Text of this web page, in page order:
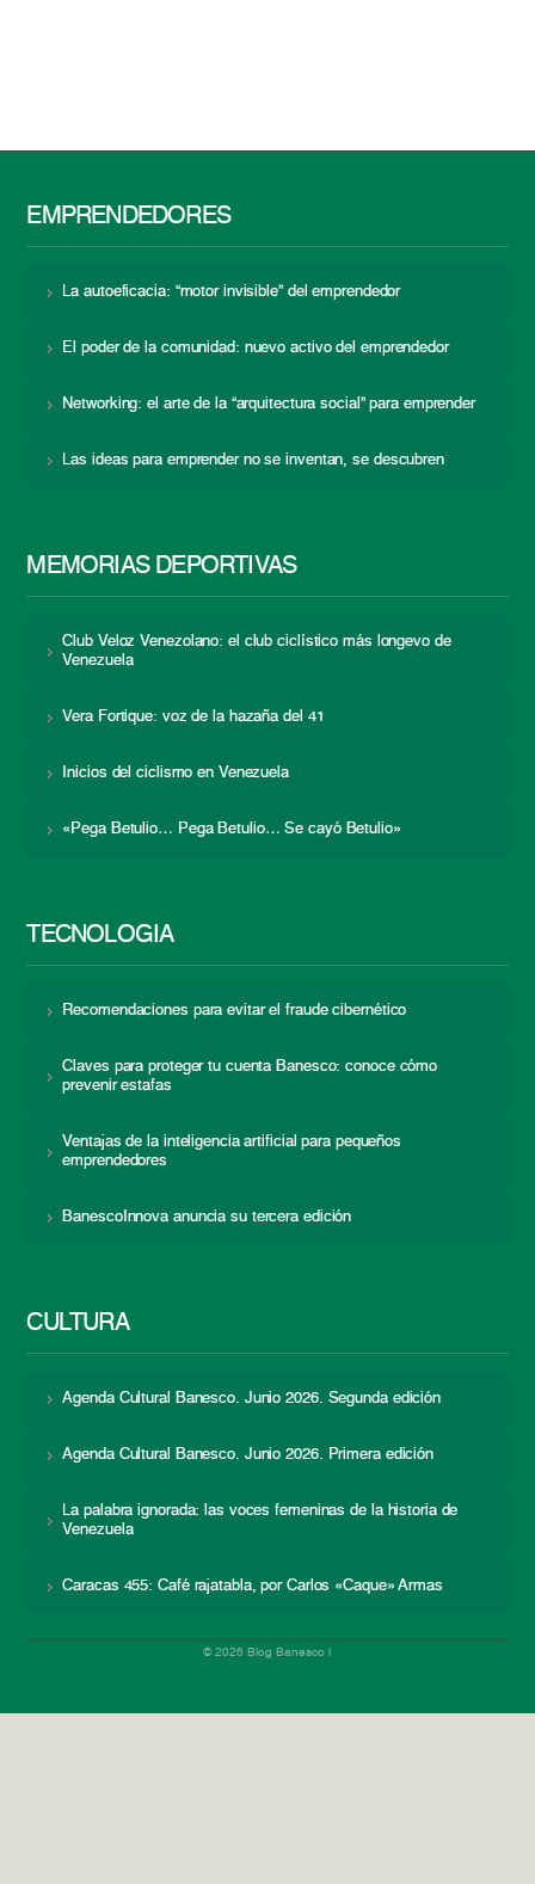
EMPRENDEDORES
La autoeficacia: “motor invisible” del emprendedor
El poder de la comunidad: nuevo activo del emprendedor
Networking: el arte de la “arquitectura social” para emprender
Las ideas para emprender no se inventan, se descubren
MEMORIAS DEPORTIVAS
Club Veloz Venezolano: el club ciclístico más longevo de
Venezuela
Vera Fortique: voz de la hazaña del 41
Inicios del ciclismo en Venezuela
«Pega Betulio… Pega Betulio… Se cayó Betulio»
TECNOLOGÍA
Recomendaciones para evitar el fraude cibernético
Claves para proteger tu cuenta Banesco: conoce cómo
prevenir estafas
Ventajas de la inteligencia artificial para pequeños
emprendedores
BanescoInnova anuncia su tercera edición
CULTURA
Agenda Cultural Banesco. Junio 2026. Segunda edición
Agenda Cultural Banesco. Junio 2026. Primera edición
La palabra ignorada: las voces femeninas de la historia de
Venezuela
Caracas 455: Café rajatabla, por Carlos «Caque» Armas
© 2026 Blog Banesco |